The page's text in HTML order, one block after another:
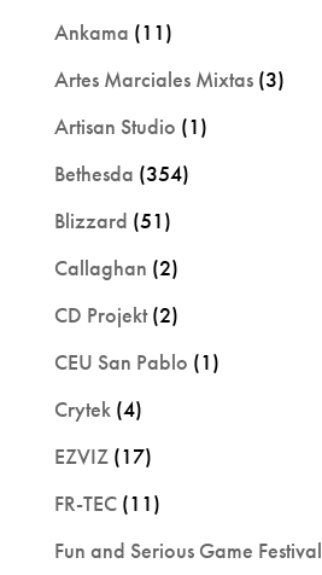
Ankama (11)
Artes Marciales Mixtas(3)
Artisan Studio (1)
Bethesda (354)
Blizzard (51)
Callaghan (2)
CD Projekt(2)
CEU San Pablo (1)
Crytek(4)
EZVIZ(17)
FR-TEC(11)
Fun and Serious Game Festival